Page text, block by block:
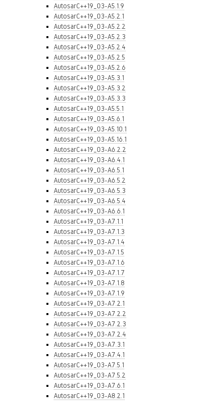
AutosarC++19_03-A5.1.9
AutosarC++19_03-A5.2.1
AutosarC++19_03-A5.2.2
AutosarC++19_03-A5.2.3
AutosarC++19_03-A5.2.4
AutosarC++19_03-A5.2.5
AutosarC++19_03-A5.2.6
AutosarC++19_03-A5.3.1
AutosarC++19_03-A5.3.2
AutosarC++19_03-A5.3.3
AutosarC++19_03-A5.5.1
AutosarC++19_03-A5.6.1
AutosarC++19_03-A5.10.1
AutosarC++19_03-A5.16.1
AutosarC++19_03-A6.2.2
AutosarC++19_03-A6.4.1
AutosarC++19_03-A6.5.1
AutosarC++19_03-A6.5.2
AutosarC++19_03-A6.5.3
AutosarC++19_03-A6.5.4
AutosarC++19_03-A6.6.1
AutosarC++19_03-A7.1.1
AutosarC++19_03-A7.1.3
AutosarC++19_03-A7.1.4
AutosarC++19_03-A7.1.5
AutosarC++19_03-A7.1.6
AutosarC++19_03-A7.1.7
AutosarC++19_03-A7.1.8
AutosarC++19_03-A7.1.9
AutosarC++19_03-A7.2.1
AutosarC++19_03-A7.2.2
AutosarC++19_03-A7.2.3
AutosarC++19_03-A7.2.4
AutosarC++19_03-A7.3.1
AutosarC++19_03-A7.4.1
AutosarC++19_03-A7.5.1
AutosarC++19_03-A7.5.2
AutosarC++19_03-A7.6.1
AutosarC++19_03-A8.2.1